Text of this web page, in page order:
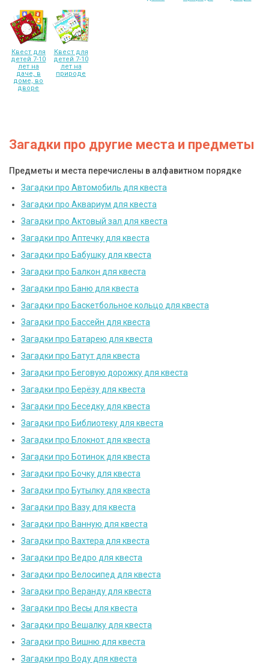
Квест для
детей 7-10
лет на
даче, в
доме, во
дворе
Квест для
детей 7-10
лет на
природе
Загадки про другие места и предметы
Предметы и места перечислены в алфавитном порядке
Загадки про Автомобиль для квеста
Загадки про Аквариум для квеста
Загадки про Актовый зал для квеста
Загадки про Аптечку для квеста
Загадки про Бабушку для квеста
Загадки про Балкон для квеста
Загадки про Баню для квеста
Загадки про Баскетбольное кольцо для квеста
Загадки про Бассейн для квеста
Загадки про Батарею для квеста
Загадки про Батут для квеста
Загадки про Беговую дорожку для квеста
Загадки про Берёзу для квеста
Загадки про Беседку для квеста
Загадки про Библиотеку для квеста
Загадки про Блокнот для квеста
Загадки про Ботинок для квеста
Загадки про Бочку для квеста
Загадки про Бутылку для квеста
Загадки про Вазу для квеста
Загадки про Ванную для квеста
Загадки про Вахтера для квеста
Загадки про Ведро для квеста
Загадки про Велосипед для квеста
Загадки про Веранду для квеста
Загадки про Весы для квеста
Загадки про Вешалку для квеста
Загадки про Вишню для квеста
Загадки про Воду для квеста